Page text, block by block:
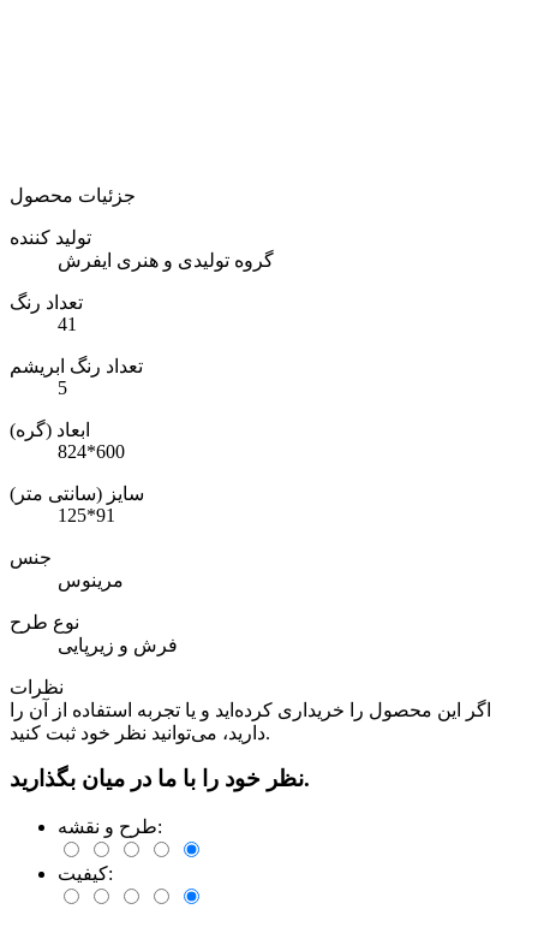
جزئیات محصول
تولید کننده
گروه تولیدی و هنری ایفرش
تعداد رنگ
41
تعداد رنگ ابریشم
5
ابعاد (گره)
824*600
سایز (سانتی متر)
125*91
جنس
مرینوس
نوع طرح
فرش و زیرپایی
نظرات
اگر این محصول را خریداری کرده‌اید و یا تجربه استفاده از آن را
دارید، می‌توانید نظر خود ثبت کنید.
نظر خود را با ما در میان بگذارید.
طرح و نقشه:
کیفیت: